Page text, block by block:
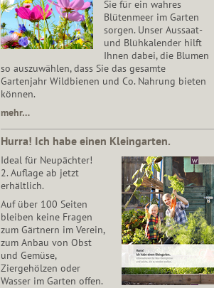
Sie für ein wahres
Blütenmeer im Garten
sorgen. Unser Aussaat-
und Blühkalender hilft
Ihnen dabei, die Blumen
so auszuwählen, dass Sie das gesamte
Gartenjahr Wildbienen und Co. Nahrung bieten
können.
mehr…
Hurra! Ich habe einen Kleingarten.
Ideal für Neupächter!
2. Auflage ab jetzt
erhältlich.
Auf über 100 Seiten
bleiben keine Fragen
zum Gärtnern im Verein,
zum Anbau von Obst
und Gemüse,
Ziergehölzen oder
Wasser im Garten offen.